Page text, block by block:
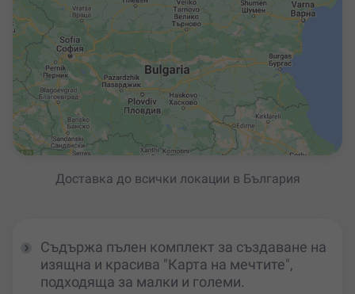
Доставка до всички локации в България
Съдържа пълен комплект за създаване на
изящна и красива "Карта на мечтите",
подходяща за малки и големи.